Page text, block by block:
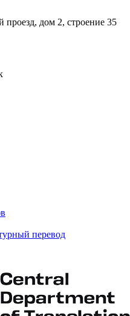
проезд, дом 2, строение 35
перевод